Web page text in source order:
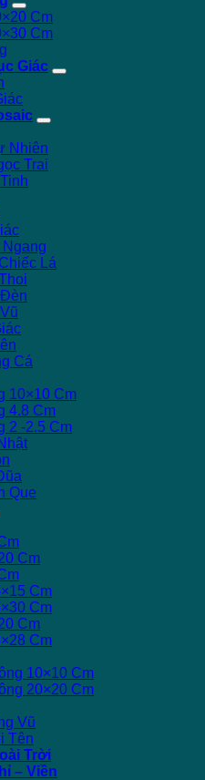
Cm
Cm
Giác
Nhiên
Trai
Ngang
Lá
Cá
10×10 Cm
4.8 Cm
2 -2.5 Cm
Que
Cm
Cm
Cm
Cm
Cm
10×10 Cm
20×20 Cm
Vũ
Tên
Trời
– Viền